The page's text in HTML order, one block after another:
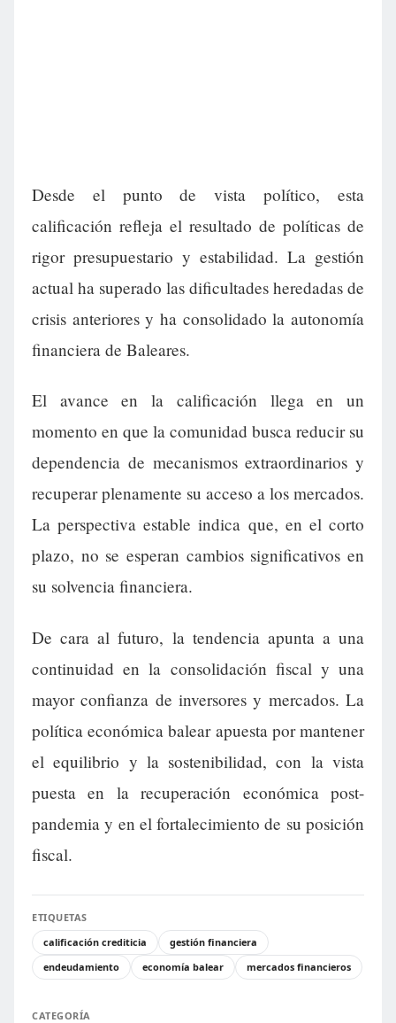
Desde el punto de vista político, esta
calificación refleja el resultado de políticas de
rigor presupuestario y estabilidad. La gestión
actual ha superado las dificultades heredadas de
crisis anteriores y ha consolidado la autonomía
financiera de Baleares.
El avance en la calificación llega en un
momento en que la comunidad busca reducir su
dependencia de mecanismos extraordinarios y
recuperar plenamente su acceso a los mercados.
La perspectiva estable indica que, en el corto
plazo, no se esperan cambios significativos en
su solvencia financiera.
De cara al futuro, la tendencia apunta a una
continuidad en la consolidación fiscal y una
mayor confianza de inversores y mercados. La
política económica balear apuesta por mantener
el equilibrio y la sostenibilidad, con la vista
puesta en la recuperación económica post-
pandemia y en el fortalecimiento de su posición
fiscal.
ETIQUETAS
calificación crediticia
gestión financiera
endeudamiento
economía balear mercados financieros
CATEGORÍA